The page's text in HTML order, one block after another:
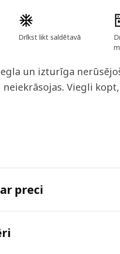
Drīkst likt saldētavā
un izturīga
Viegli
preci